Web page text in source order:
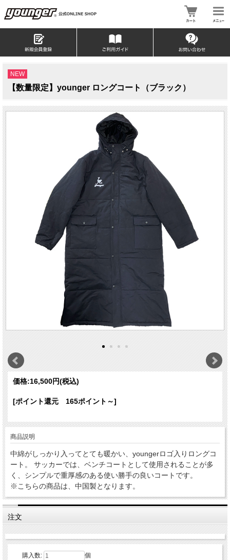
NEW
【数量限定】younger ロングコート（ブラック）
価格:16,500円(税込)
[ポイント還元 165ポイント～]
商品説明
中綿がしっかり入ってとても暖かい、youngerロゴ入りロングコ
ート。 サッカーでは、ベンチコートとして使用されることが多
く、シンプルで重厚感のある使い勝手の良いコートです。
※こちらの商品は、中国製となります。
注文
購入数: 個